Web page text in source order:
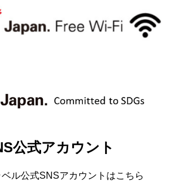
公式アカウント
ル公式SNSアカウントはこちら